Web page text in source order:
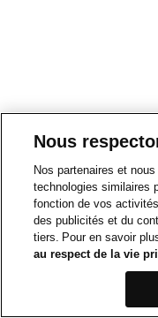
Nous
Nos partenaires et
technologies similaires
fonction de vos
des publicités et du
tiers. Pour en savoir
au respect de la vie